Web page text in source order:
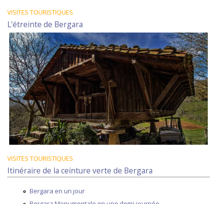
VISITES TOURISTIQUES
L’étreinte de Bergara
VISITES TOURISTIQUES
Itinéraire de la ceinture verte de Bergara
Bergara en un jour